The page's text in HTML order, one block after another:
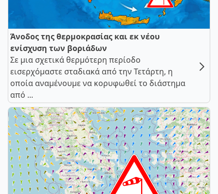
Άνοδος της θερμοκρασίας και εκ νέου
ενίσχυση των βοριάδων
Σε μια σχετικά θερμότερη περίοδο
εισερχόμαστε σταδιακά από την Τετάρτη, η
οποία αναμένουμε να κορυφωθεί το διάστημα
από ...